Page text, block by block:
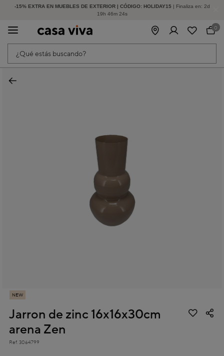
-15% EXTRA EN MUEBLES DE EXTERIOR | CÓDIGO: HOLIDAY15 | Finaliza en: 2d
19h 46m 23s
HASTA -60% DE DESCUENTO | SEGUNDAS REBAJAS
¿Qué estás buscando?
0
NEW
Jarron de zinc 16x16x30cm
arena Zen
Ref. 3064799